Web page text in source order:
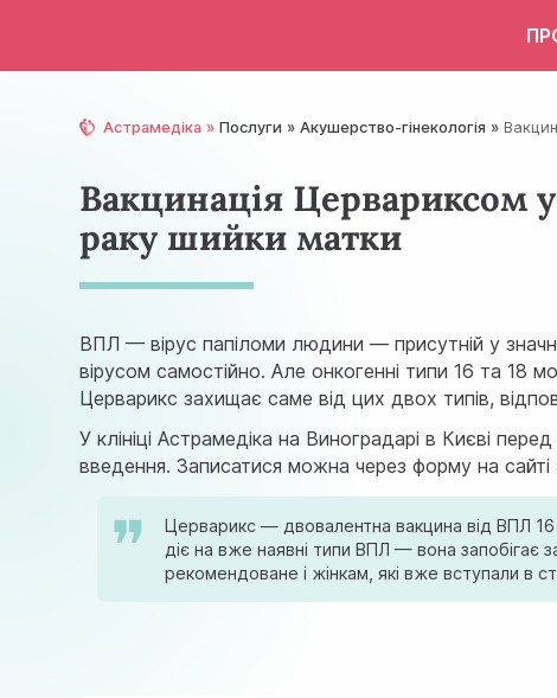
Астрамедіка Послуги Акушерство-гінекологія
Вакцинація Цервариксом
раку шийки матки
ВПЛ — вірус папіломи людини — присутній у
вірусом самостійно. Але онкогенні типи 16 та 18
Церварикс захищає саме від цих двох типів,
У клініці Астрамедіка на Виноградарі в Києві
введення. Записатися можна через форму на
Церварикс — двовалентна вакцина від ВПЛ 16
діє на вже наявні типи ВПЛ — вона
рекомендоване і жінкам, які вже вступали в